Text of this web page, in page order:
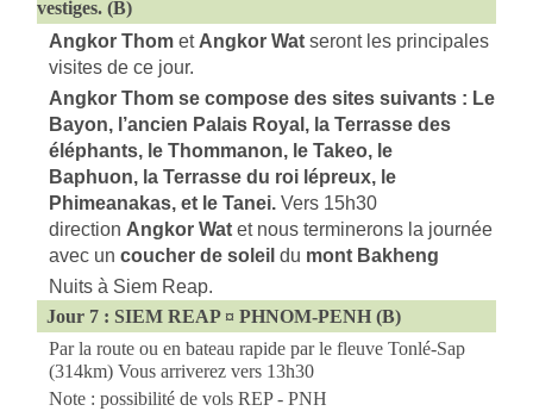
vestiges. (B)
Angkor Thom et Angkor Watseront les principales
visites de ce jour.
Angkor Thom se compose des sites suivants : Le
Bayon, l’ancien Palais Royal, la Terrasse des
éléphants, le Thommanon, le Takeo, le
Baphuon, la Terrasse du roi lépreux, le
Phimeanakas, et le Tanei.Vers 15h30
direction Angkor Wat et nous terminerons la journée
avec un coucher de soleildu mont Bakheng
Nuits à Siem Reap.
Jour 7 : SIEM REAP ¤ PHNOM-PENH (B)
Par la route ou en bateau rapide par le fleuve Tonlé-Sap
(314km) Vous arriverez vers 13h30
Note : possibilité de vols REP - PNH